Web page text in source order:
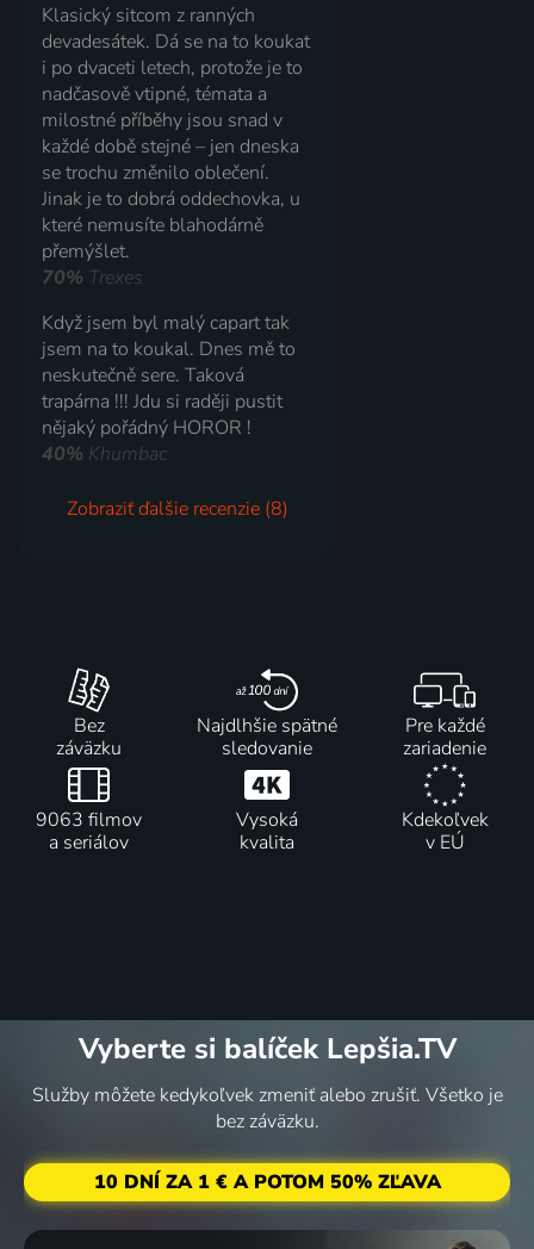
Klasický sitcom z ranných
devadesátek. Dá se na to koukat
i po dvaceti letech, protože je to
nadčasově vtipné, témata a
milostné příběhy jsou snad v
každé době stejné – jen dneska
se trochu změnilo oblečení.
Jinak je to dobrá oddechovka, u
které nemusíte blahodárně
přemýšlet.
70% Trexes
Když jsem byl malý capart tak
jsem na to koukal. Dnes mě to
neskutečně sere. Taková
trapárna !!! Jdu si raději pustit
nějaký pořádný HOROR !
40% Khumbac
Zobraziť ďalšie recenzie (8)
Bez
záväzku
Najdlhšie spätné
sledovanie
Pre každé
zariadenie
9063 filmov
a seriálov
Vysoká
kvalita
Kdekoľvek
v EÚ
Vyberte si balíček Lepšia.TV
Služby môžete kedykoľvek zmeniť alebo zrušiť. Všetko je
bez záväzku.
10 DNÍ ZA 1 € A POTOM 50% ZĽAVA